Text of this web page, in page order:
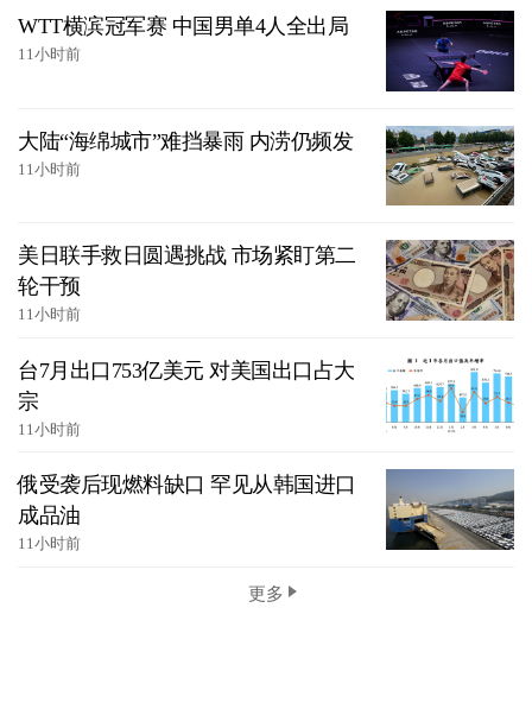
WTT横滨冠军赛 中国男单4人全出局
11小时前
大陆“海绵城市”难挡暴雨 内涝仍频发
11小时前
美日联手救日圆遇挑战 市场紧盯第二
轮干预
11小时前
台7月出口753亿美元 对美国出口占大
宗
11小时前
俄受袭后现燃料缺口 罕见从韩国进口
成品油
11小时前
更多